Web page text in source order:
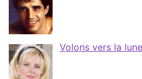
Volons vers la